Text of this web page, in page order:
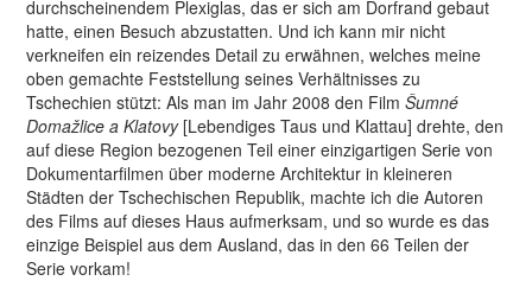
durchscheinendem Plexiglas, das er sich am Dorfrand gebaut
hatte, einen Besuch abzustatten. Und ich kann mir nicht
verkneifen ein reizendes Detail zu erwähnen, welches meine
oben gemachte Feststellung seines Verhältnisses zu
Tschechien stützt: Als man im Jahr 2008 den FilmŠumné
Domažlice a Klatovy [Lebendiges Taus und Klattau] drehte, den
auf diese Region bezogenen Teil einer einzigartigen Serie von
Dokumentarfilmen über moderne Architektur in kleineren
Städten der Tschechischen Republik, machte ich die Autoren
des Films auf dieses Haus aufmerksam, und so wurde es das
einzige Beispiel aus dem Ausland, das in den 66 Teilen der
Serie vorkam!